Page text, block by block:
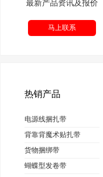
最新产品资讯及报价
马上联系
热销产品
电源线捆扎带
背靠背魔术贴扎带
货物捆绑带
蝴蝶型发卷带